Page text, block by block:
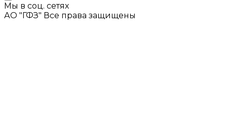
Мы в соц. сетях
АО "ГФЗ" Все права защищены